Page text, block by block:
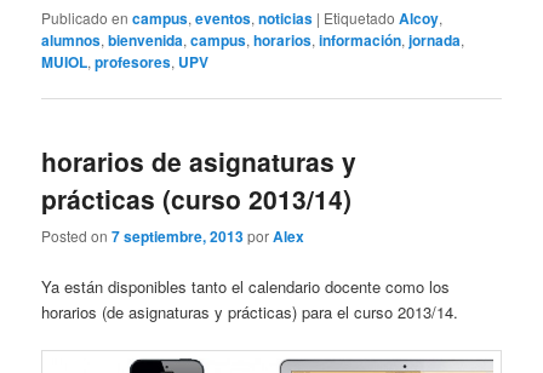
Publicado en campus,eventos,noticias | Etiquetado Alcoy,
alumnos,bienvenida,campus,horarios,información,jornada,
MUIOL,profesores, UPV
horarios de asignaturas y
prácticas (curso 2013/14)
Posted on7 septiembre, 2013porAlex
Ya están disponibles tanto el calendario docente como los
horarios (de asignaturas y prácticas) para el curso 2013/14.